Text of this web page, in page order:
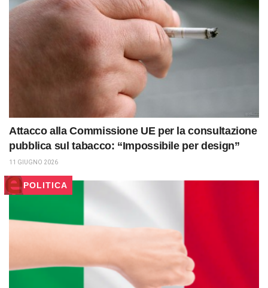
Attacco alla Commissione UE per la consultazione
pubblica sul tabacco: “Impossibile per design”
11 GIUGNO 2026
POLITICA